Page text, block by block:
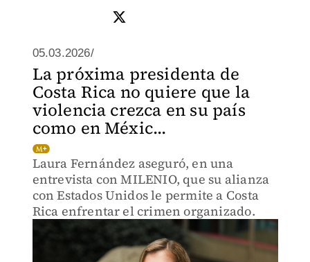
05.03.2026/
La próxima presidenta de
Costa Rica no quiere que la
violencia crezca en su país
como en Méxic...
Laura Fernández aseguró, en una
entrevista con MILENIO, que su alianza
con Estados Unidos le permite a Costa
Rica enfrentar el crimen organizado.